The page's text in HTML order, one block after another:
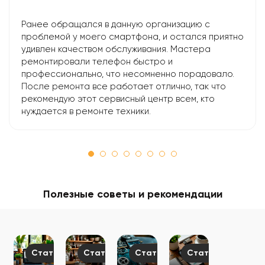
Ранее обращался в данную организацию с
проблемой у моего смартфона, и остался приятно
удивлен качеством обслуживания. Мастера
ремонтировали телефон быстро и
профессионально, что несомненно порадовало.
После ремонта все работает отлично, так что
рекомендую этот сервисный центр всем, кто
нуждается в ремонте техники.
Полезные советы и рекомендации
Статьи Статьи Статьи Статьи